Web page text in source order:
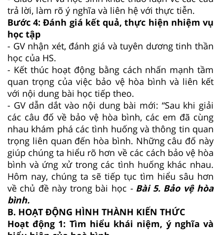
trả lời, làm rõ ý nghĩa và liên hệ với thực tiễn.
Bước 4: Đánh giá kết quả, thực hiện nhiệm vụ
học tập
- GV nhận xét, đánh giá và tuyên dương tinh thần
học của HS.
- Kết thúc hoạt động bằng cách nhấn mạnh tầm
quan trọng của việc bảo vệ hòa bình và liên kết
với nội dung bài học tiếp theo.
- GV dẫn dắt vào nội dung bài mới: “Sau khi giải
các câu đố về bảo vệ hòa bình, các em đã cùng
nhau khám phá các tình huống và thông tin quan
trọng liên quan đến hòa bình. Những câu đố này
giúp chúng ta hiểu rõ hơn về các cách bảo vệ hòa
bình và ứng xử trong các tình huống khác nhau.
Hôm nay, chúng ta sẽ tiếp tục tìm hiểu sâu hơn
về chủ đề này trong bài học - Bài 5. Bảo vệ hòa
bình.
B. HOẠT ĐỘNG HÌNH THÀNH KIẾN THỨC
Hoạt động 1: Tìm hiểu khái niệm, ý nghĩa và